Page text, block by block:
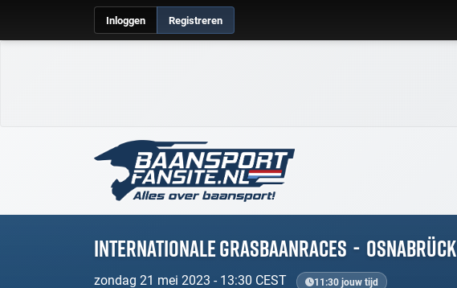
Inloggen Registreren
Internationale grasbaanraces - Osnabrück
zondag 21 mei 2023 - 13:30 CEST 11:30 jouw tijd